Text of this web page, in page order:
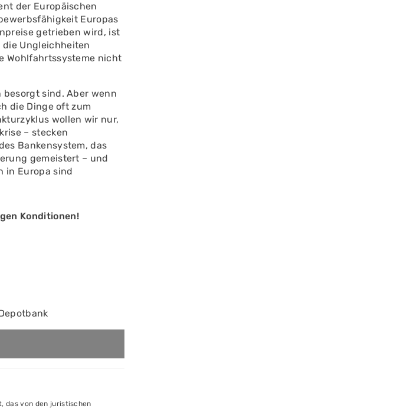
der Europäischen
Europas
getrieben wird, ist
die Ungleichheiten
Wohlfahrtssysteme nicht
sind. Aber wenn
die Dinge oft zum
wollen wir nur,
– stecken
Bankensystem, das
gemeistert – und
in Europa sind
Konditionen!
das von den juristischen